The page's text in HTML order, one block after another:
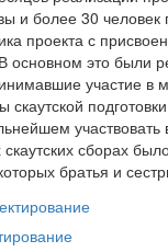
и более 30 человек
проекта с
основном это были
участие в
скаутской
участвовать
сборах
братья и